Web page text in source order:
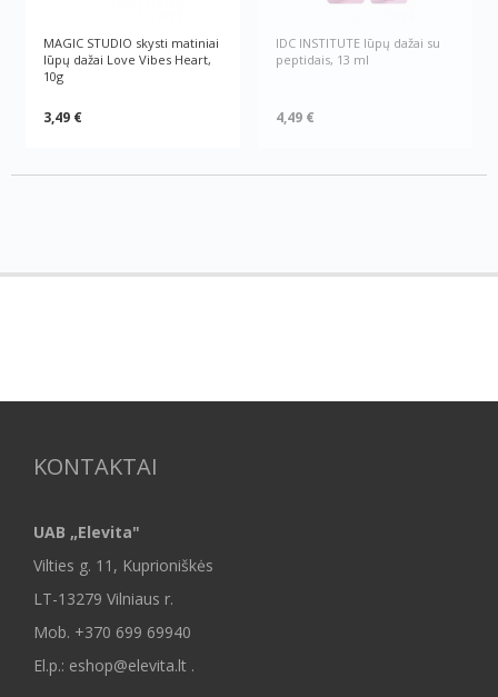
MAGIC STUDIO skysti matiniai
lūpų dažai Love Vibes Heart,
10g
3,49 €
IDC INSTITUTE lūpų dažai su
peptidais, 13 ml
4,49 €
KONTAKTAI
UAB „Elevita"
Vilties g. 11, Kuprioniškės
LT-13279 Vilniaus r.
Mob. +370 699 69940
El.p.: eshop@elevita.lt .